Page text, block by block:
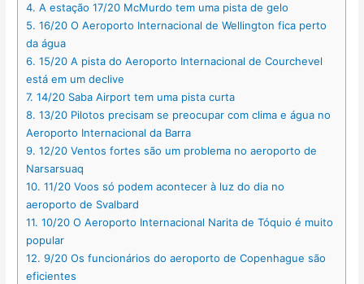
4. A estação 17/20 McMurdo tem uma pista de gelo
5. 16/20 O Aeroporto Internacional de Wellington fica perto
da água
6. 15/20 A pista do Aeroporto Internacional de Courchevel
está em um declive
7. 14/20 Saba Airport tem uma pista curta
8. 13/20 Pilotos precisam se preocupar com clima e água no
Aeroporto Internacional da Barra
9. 12/20 Ventos fortes são um problema no aeroporto de
Narsarsuaq
10. 11/20 Voos só podem acontecer à luz do dia no
aeroporto de Svalbard
11. 10/20 O Aeroporto Internacional Narita de Tóquio é muito
popular
12. 9/20 Os funcionários do aeroporto de Copenhague são
eficientes